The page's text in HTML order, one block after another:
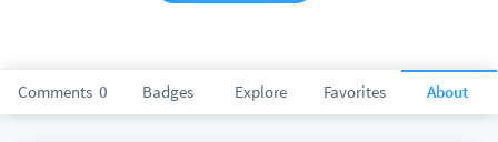
Comments 0 Badges Explore Favorites About